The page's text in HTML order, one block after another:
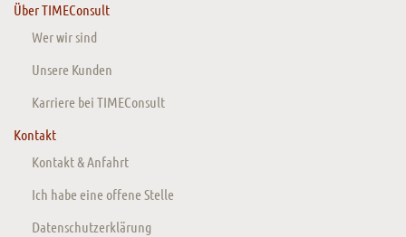
Über TIMEConsult
Wer wir sind
Unsere Kunden
Karriere bei TIMEConsult
Kontakt
Kontakt & Anfahrt
Ich habe eine offene Stelle
Datenschutzerklärung